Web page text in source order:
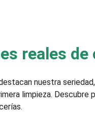
reales
nuestra
limpieza. Descubre